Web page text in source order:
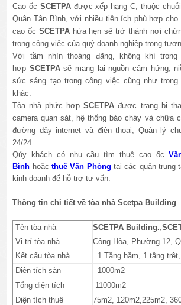
Cao ốc SCETPAđược xếp hạng C, thuộc
Quận Tân Bình, với nhiều tiện ích phù hợp cho
cao ốc SCETPAhứa hẹn sẽ trở thành nơi
trong công việc của quý doanh nghiệp trong
Với tầm nhìn thoáng đãng, không khí
hợp SCETPAsẽ mang lại nguồn cảm hứng,
sức sáng tạo trong công việc cũng như
khác.
Tòa nhà phức hợpSCETPA được trang bị
camera quan sát, hệ thống báo cháy và chữa
đường dây internet và điện thoại, Quản lý
24/24…
Qúy khách có nhu cầu tìm thuê cao ốc
Bình hoặc thuê Văn Phòng tại các quận trung
kinh doanh để hỗ trợ tư vấn.
Thông tin chi tiết về tòa nhà Scetpa Building
Tên tòa nhà SCETPA Building. ,
Vị trí tòa nhà
Cộng Hòa , Phường 12,
Kết cấu tòa nhà
1 Tầng hầm, 1 tầng
Diện tích sàn
1000m2
Tổng diện tích
11000m2
Diện tích thuê
75m2, 120m2,225m2,